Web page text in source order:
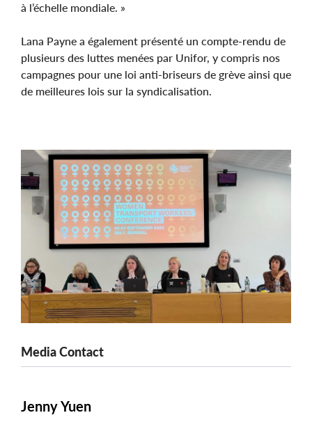
à l’échelle mondiale. »
Lana Payne a également présenté un compte-rendu de
plusieurs des luttes menées par Unifor, y compris nos
campagnes pour une loi anti-briseurs de grève ainsi que
de meilleures lois sur la syndicalisation.
Media Contact
Jenny Yuen